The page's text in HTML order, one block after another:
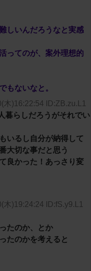
しいんだろうなと実感
ってのが、案外理想的
もないなと。
木)16:22:54 ID:ZB.zu.L1
暮らしだろうがそれでい
いるし自分が納得して
大切な事だと思う
良かった！あっさり変
木)19:24:24 ID:fS.y9.L1
たのか、とか
たのかを考えると